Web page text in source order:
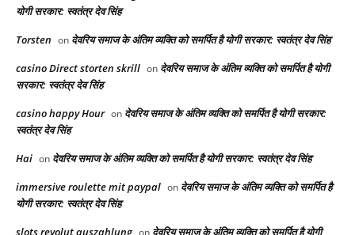
योगी सरकार: स्वतंत्र देव सिंह
Torsten on देवरिय समाज के अंतिम व्यक्ति को समर्पित है योगी सरकार: स्वतंत्र देव सिंह
casino Direct storten skrill on देवरिय समाज के अंतिम व्यक्ति को समर्पित है योगी
सरकार: स्वतंत्र देव सिंह
casino happy Hour on देवरिय समाज के अंतिम व्यक्ति को समर्पित है योगी सरकार:
स्वतंत्र देव सिंह
Hai on देवरिय समाज के अंतिम व्यक्ति को समर्पित है योगी सरकार: स्वतंत्र देव सिंह
immersive roulette mit paypal on देवरिय समाज के अंतिम व्यक्ति को समर्पित है
योगी सरकार: स्वतंत्र देव सिंह
slots revolut auszahlung on देवरिय समाज के अंतिम व्यक्ति को समर्पित है योगी